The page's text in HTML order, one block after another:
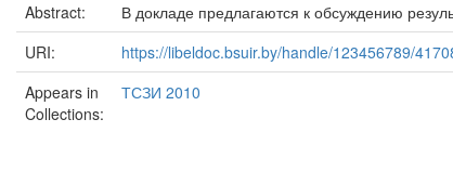
Abstract:
В докладе предлагаются к обсуждению
URI:
https://libeldoc.bsuir.by/handle/123456789/
Appears in
Collections:
ТСЗИ 2010